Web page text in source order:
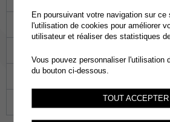
09 10 11
23 24
01
En poursuivant votre navigation sur
l'utilisation de cookies pour améliorer
utilisateur et réaliser des statistiques
Vous pouvez personnaliser l'utilisation
du bouton ci-dessous.
TOUT ACCEPTER